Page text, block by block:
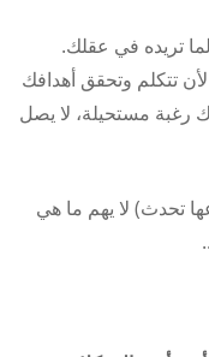
تريده في عقلك.
تتكلم وتحقق أهدافك
رغبة مستحيلة، لا يصل
تحدث) لا يهم ما هي